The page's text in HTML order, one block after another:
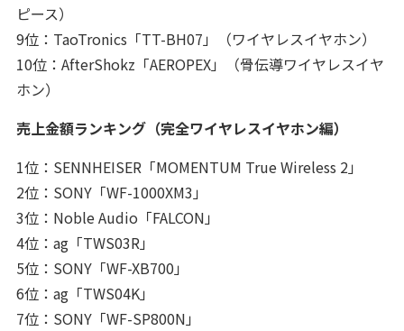
ピース）
9位：TaoTronics「TT-BH07」（ワイヤレスイヤホン）
10位：AfterShokz「AEROPEX」（骨伝導ワイヤレスイヤ
ホン）
売上金額ランキング（完全ワイヤレスイヤホン編）
1位：SENNHEISER「MOMENTUM True Wireless 2」
2位：SONY「WF-1000XM3」
3位：Noble Audio「FALCON」
4位：ag「TWS03R」
5位：SONY「WF-XB700」
6位：ag「TWS04K」
7位：SONY「WF-SP800N」